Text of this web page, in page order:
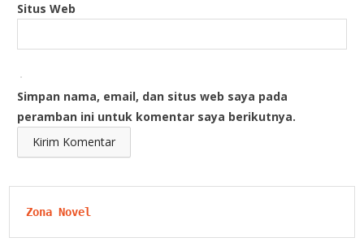
Situs Web
Simpan nama, email, dan situs web saya pada
peramban ini untuk komentar saya berikutnya.
Zona Novel